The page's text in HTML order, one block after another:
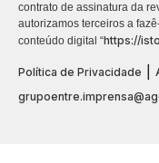
contrato de assinatura da
autorizamos terceiros a
conteúdo digital “https://
Política de Privacidade